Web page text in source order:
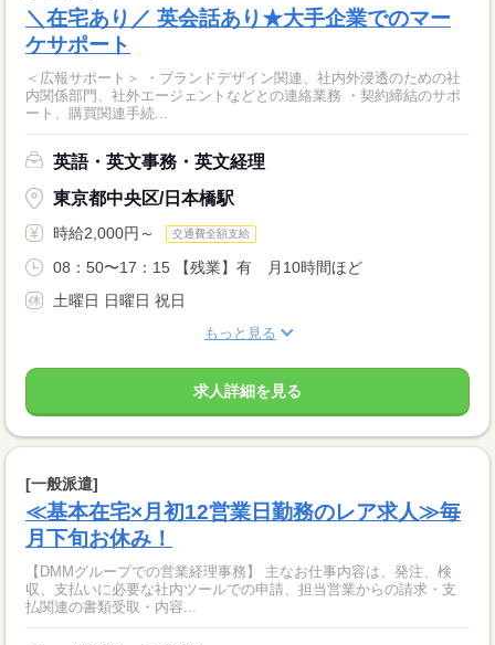
＼在宅あり／ 英会話あり★大手企業でのマー
ケサポート
＜広報サポート＞ ・ブランドデザイン関連、社内外浸透のための社
内関係部門、社外エージェントなどとの連絡業務 ・契約締結のサポ
ート、購買関連手続...
英語・英文事務・英文経理
東京都中央区/日本橋駅
時給2,000円～ 交通費全額支給
08：50〜17：15 【残業】有 月10時間ほど
土曜日 日曜日 祝日
もっと見る
求人詳細を見る
[一般派遣]
≪基本在宅×月初12営業日勤務のレア求人≫毎
月下旬お休み！
【DMMグループでの営業経理事務】 主なお仕事内容は、発注、検
収、支払いに必要な社内ツールでの申請、担当営業からの請求・支
払関連の書類受取・内容...